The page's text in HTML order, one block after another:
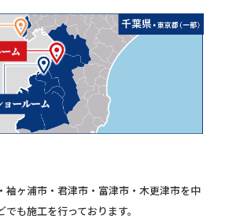
袖ヶ浦市・君津市・富津市・木更津市を中
も施工を行っております。